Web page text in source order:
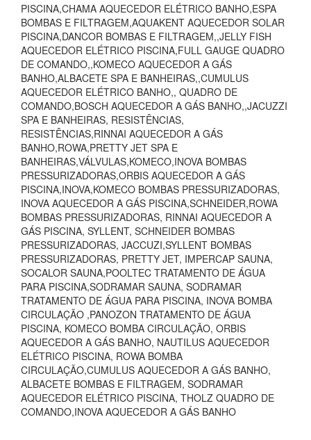
PISCINA,CHAMA AQUECEDOR ELÉTRICO BANHO,ESPA
BOMBAS E FILTRAGEM,AQUAKENT AQUECEDOR SOLAR
PISCINA,DANCOR BOMBAS E FILTRAGEM,,JELLY FISH
AQUECEDOR ELÉTRICO PISCINA,FULL GAUGE QUADRO
DE COMANDO,,KOMECO AQUECEDOR A GÁS
BANHO,ALBACETE SPA E BANHEIRAS,,CUMULUS
AQUECEDOR ELÉTRICO BANHO,, QUADRO DE
COMANDO,BOSCH AQUECEDOR A GÁS BANHO,,JACUZZI
SPA E BANHEIRAS, RESISTÊNCIAS,
RESISTÊNCIAS,RINNAI AQUECEDOR A GÁS
BANHO,ROWA,PRETTY JET SPA E
BANHEIRAS,VÁLVULAS,KOMECO,INOVA BOMBAS
PRESSURIZADORAS,ORBIS AQUECEDOR A GÁS
PISCINA,INOVA,KOMECO BOMBAS PRESSURIZADORAS,
INOVA AQUECEDOR A GÁS PISCINA,SCHNEIDER,ROWA
BOMBAS PRESSURIZADORAS, RINNAI AQUECEDOR A
GÁS PISCINA, SYLLENT, SCHNEIDER BOMBAS
PRESSURIZADORAS, JACCUZI,SYLLENT BOMBAS
PRESSURIZADORAS, PRETTY JET, IMPERCAP SAUNA,
SOCALOR SAUNA,POOLTEC TRATAMENTO DE ÁGUA
PARA PISCINA,SODRAMAR SAUNA, SODRAMAR
TRATAMENTO DE ÁGUA PARA PISCINA, INOVA BOMBA
CIRCULAÇÃO ,PANOZON TRATAMENTO DE ÁGUA
PISCINA, KOMECO BOMBA CIRCULAÇÃO, ORBIS
AQUECEDOR A GÁS BANHO, NAUTILUS AQUECEDOR
ELÉTRICO PISCINA, ROWA BOMBA
CIRCULAÇÃO,CUMULUS AQUECEDOR A GÁS BANHO,
ALBACETE BOMBAS E FILTRAGEM, SODRAMAR
AQUECEDOR ELÉTRICO PISCINA, THOLZ QUADRO DE
COMANDO,INOVA AQUECEDOR A GÁS BANHO